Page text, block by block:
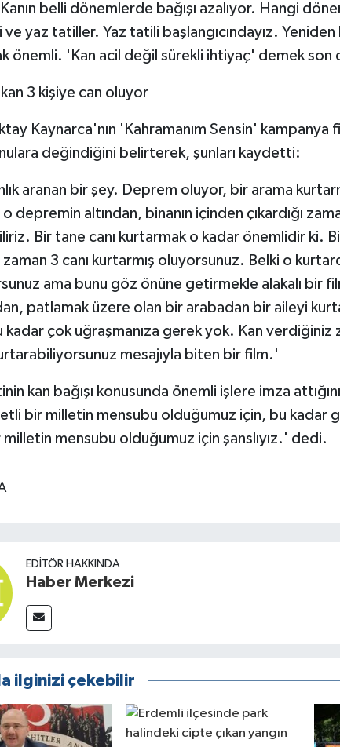
belli dönemlerde bağışı azalıyor. Hangi
yaz tatiller. Yaz tatili başlangıcındayız. Yeniden
önemli. 'Kan acil değil sürekli ihtiyaç' demek
3 kişiye can oluyor
Kaynarca'nın 'Kahramanım Sensin' kampanya
değindiğini belirterek, şunları kaydetti:
aranan bir şey. Deprem oluyor, bir arama
depremin altından, binanın içinden çıkardığı zaman
Bir tane canı kurtarmak o kadar önemlidir ki.
zaman 3 canı kurtarmış oluyorsunuz. Belki o
ama bunu göz önüne getirmekle alakalı bir
patlamak üzere olan bir arabadan bir aileyi
kadar çok uğraşmanıza gerek yok. Kan verdiğiniz
mesajıyla biten bir film.'
kan bağışı konusunda önemli işlere imza
bir milletin mensubu olduğumuz için, bu kadar
mensubu olduğumuz için şanslıyız.' dedi.
EDITÖR HAKKINDA
Haber Merkezi
ilginizi çekebilir